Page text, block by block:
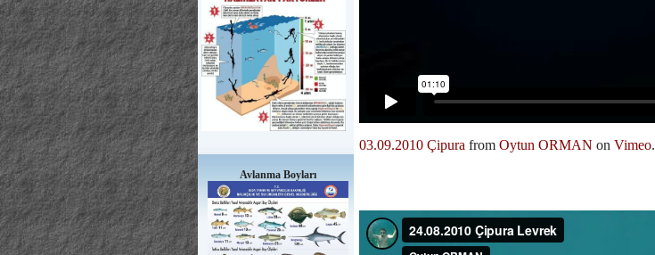
Avlanma Boyları
03.09.2010 Çipura from Oytun ORMAN on Vimeo.